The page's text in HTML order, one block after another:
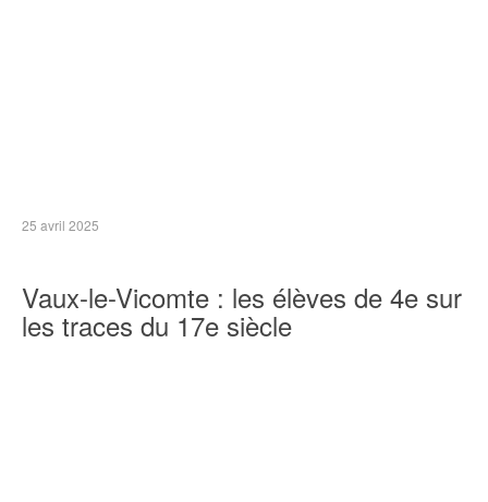
25 avril 2025
Vaux-le-Vicomte : les élèves de 4e sur
les traces du 17e siècle